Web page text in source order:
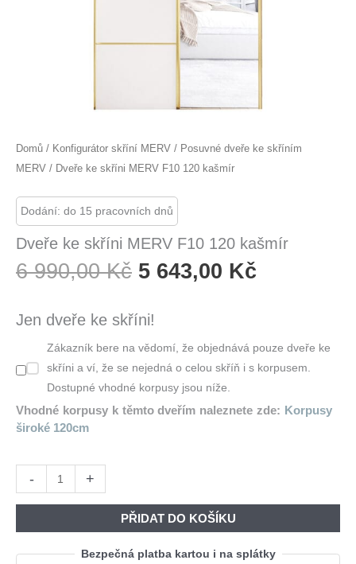
Domů / Konfigurátor skříní MERV / Posuvné dveře ke skříním
MERV / Dveře ke skříni MERV F10 120 kašmír
Dodání: do 15 pracovních dnů
Dveře ke skříni MERV F10 120 kašmír
6 990,00Kč Původní
Byla:
990,00 Kč.
5 643,00 Kč
643,00
Jen dveře ke skříni!
Zákazník bere na vědomí, že objednává pouze dveře ke
skříni a ví, že se nejedná o celou skříň i s korpusem.
Dostupné vhodné korpusy jsou níže.
Vhodné korpusy k těmto dveřím naleznete zde: Korpusy
široké 120cm
-
ke
MERV
F10
+
PŘIDAT DO KOŠÍKU
Bezpečná platba kartou i na splátky